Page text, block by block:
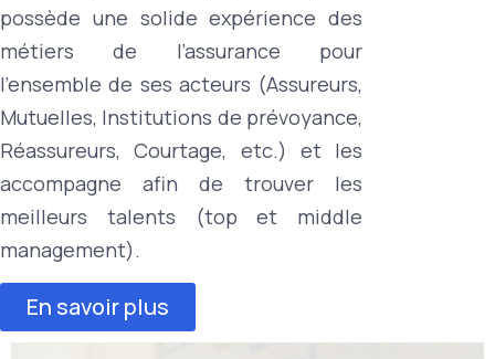
possède une solide expérience des
métiers de l’assurance pour
l’ensemble de ses acteurs (Assureurs,
Mutuelles, Institutions de prévoyance,
Réassureurs, Courtage, etc.) et les
accompagne afin de trouver les
meilleurs talents (top et middle
management).
En savoir plus